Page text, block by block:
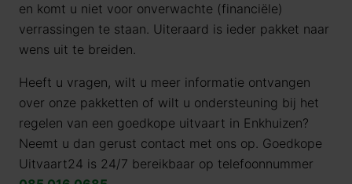
en komt u niet voor onverwachte (financiële)
verrassingen te staan. Uiteraard is ieder pakket naar
wens uit te breiden.
Heeft u vragen, wilt u meer informatie ontvangen
over onze pakketten of wilt u ondersteuning bij het
regelen van een goedkope uitvaart in Enkhuizen?
Neemt u dan gerust contact met ons op. Goedkope
Uitvaart24 is 24/7 bereikbaar op telefoonnummer